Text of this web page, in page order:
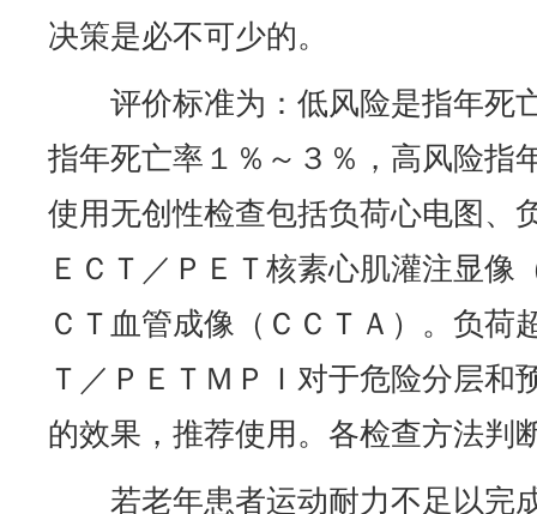
决策是必不可少的。
评价标准为：低风险是指年死
指年死亡率１％～３％，高风险指
使用无创性检查包括负荷心电图、
ＥＣＴ／ＰＥＴ核素心肌灌注显像
ＣＴ血管成像（ＣＣＴＡ）。负荷
Ｔ／ＰＥＴＭＰＩ对于危险分层和
的效果，推荐使用。各检查方法判
若老年患者运动耐力不足以完